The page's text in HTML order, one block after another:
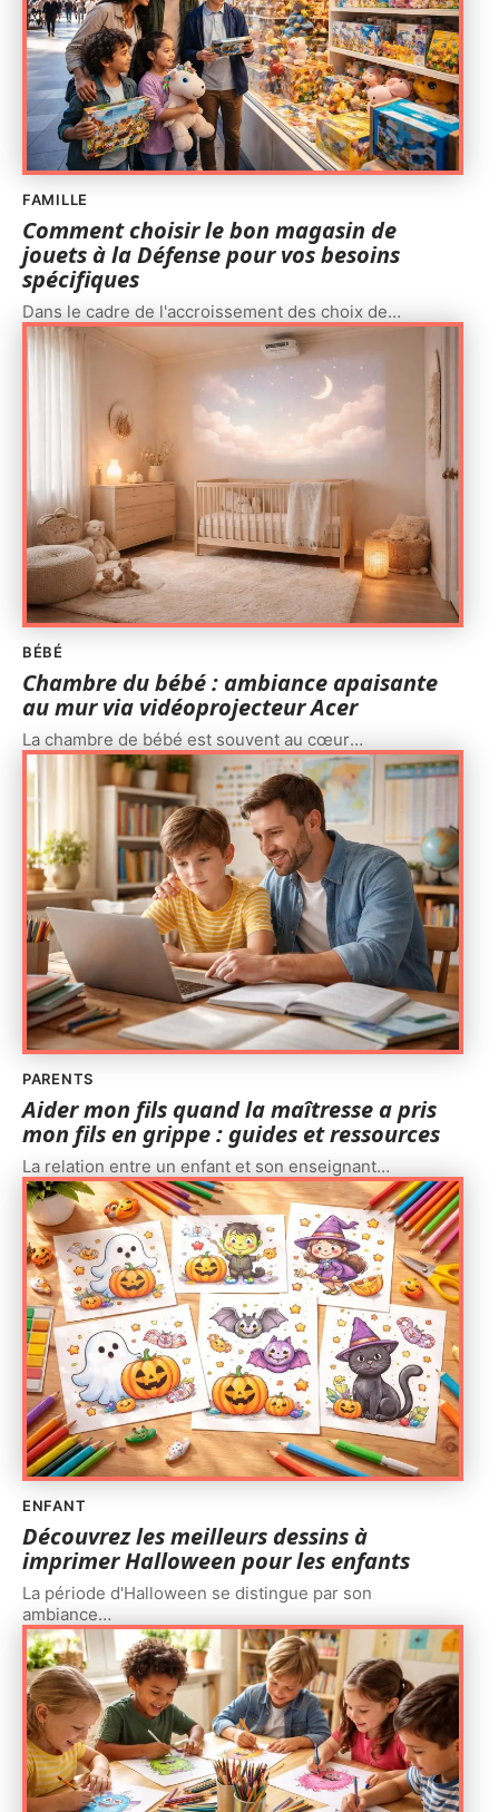
FAMILLE
Comment choisir le bon magasin de
jouets à la Défense pour vos besoins
spécifiques
Dans le cadre de l'accroissement des choix de…
BÉBÉ
Chambre du bébé : ambiance apaisante
au mur via vidéoprojecteur Acer
La chambre de bébé est souvent au cœur…
PARENTS
Aider mon fils quand la maîtresse a pris
mon fils en grippe : guides et ressources
La relation entre un enfant et son enseignant…
ENFANT
Découvrez les meilleurs dessins à
imprimer Halloween pour les enfants
La période d'Halloween se distingue par son
ambiance…